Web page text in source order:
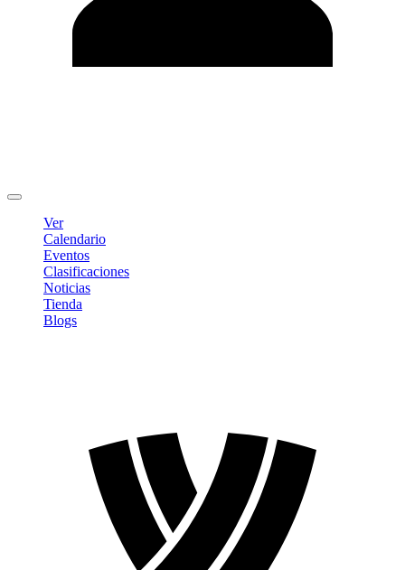
Ver
Calendario
Eventos
Clasificaciones
Noticias
Tienda
Blogs